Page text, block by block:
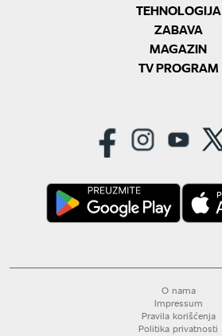
TEHNOLOGIJA
ZABAVA
MAGAZIN
TV PROGRAM
O nama
Impressum
Pravila korišćenja
Politika privatnosti